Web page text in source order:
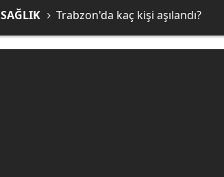
SAĞLIK Trabzon'da kaç kişi aşılandı?